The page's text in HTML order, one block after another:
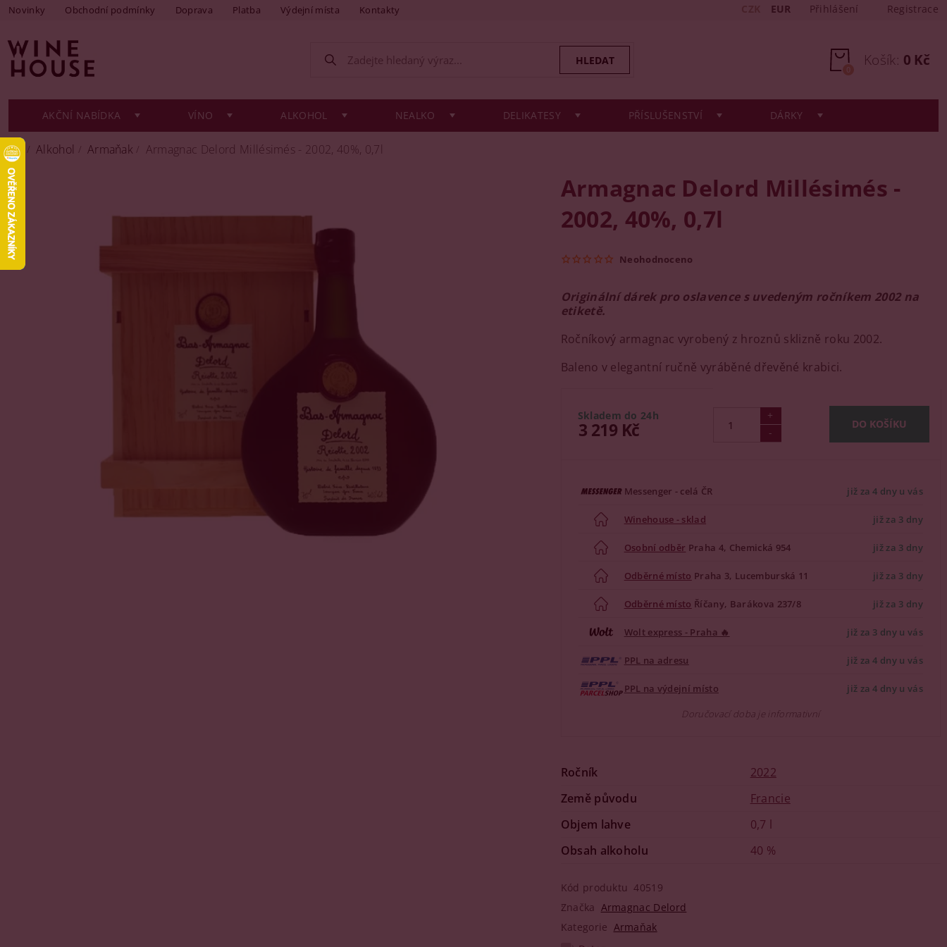
Novinky Obchodní podmínky Doprava Platba Výdejní místa Kontakty EUR Přihlášení Registrace
Košík: 0 Kč
0
AKČNÍ NABÍDKA VÍNO ALKOHOL NEALKO DELIKATESY PŘÍSLUŠENSTVÍ DÁRKY
Alkohol Armaňak Armagnac Delord Millésimés - 2002, 40%, 0,7l
Armagnac Delord Millésimés -
2002, 40%, 0,7l
Neohodnoceno
Originální dárek pro oslavence s uvedeným ročníkem 2002 na
etiketě.
Ročníkový armagnac vyrobený z hroznů sklizně roku 2002.
Baleno v elegantní ručně vyráběné dřevěné krabici.
Skladem do 24h
3 219 Kč
Messenger - celá ČR již za 4 dny u vás
Winehouse - sklad již za 3 dny
Osobní odběr Praha 4, Chemická 954 již za 3 dny
Odběrné místo Praha 3, Lucemburská 11 již za 3 dny
Odběrné místo Říčany, Barákova 237/8 již za 3 dny
Wolt express - Praha 🔥 již za 3 dny u vás
PPL na adresu již za 4 dny u vás
PPL na výdejní místo
již za 4 dny u vás
Doručovací doba je informativní
Ročník
2022
Země původu
Francie
Objem lahve
0,7 l
Obsah alkoholu
40 %
Kód produktu 40519
Značka Armagnac Delord
Kategorie Armaňak